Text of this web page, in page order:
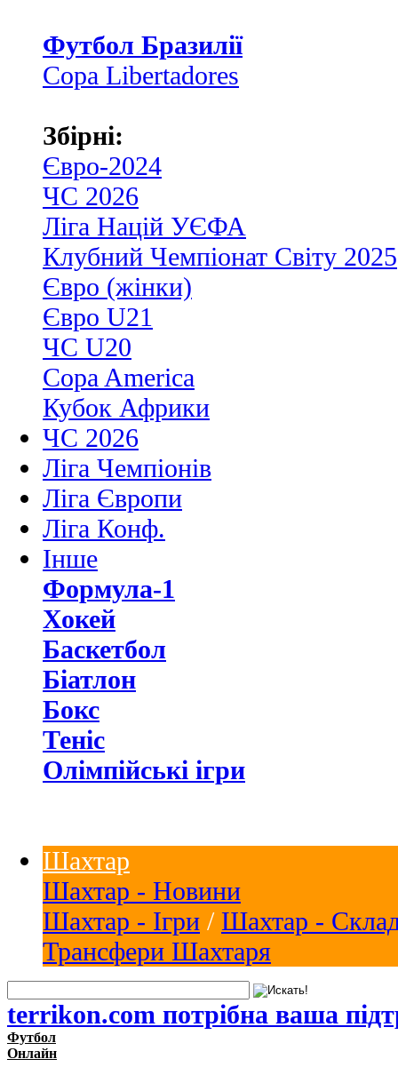
Футбол Бразилії
Copa Libertadores
Збірні:
Євро-2024
ЧС 2026
Ліга Націй УЄФА
Клубний Чемпіонат Світу 2025
Євро (жінки)
Євро U21
ЧС U20
Copa America
Кубок Африки
ЧС 2026
Ліга Чемпіонів
Ліга Європи
Ліга Конф.
Інше
Формула-1
Хокей
Баскетбол
Біатлон
Бокс
Теніс
Олімпійські ігри
Шахтар
Шахтар - Новини
Шахтар - Ігри / Шахтар -
Трансфери Шахтаря
terrikon.com потрібна ваша
Футбол
Онлайн